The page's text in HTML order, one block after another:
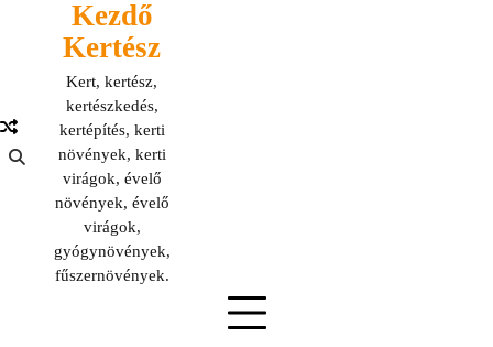
Kezdő
Kertész
Kert, kertész,
kertészkedés,
kertépítés, kerti
növények, kerti
virágok, évelő
növények, évelő
virágok,
gyógynövények,
fűszernövények.